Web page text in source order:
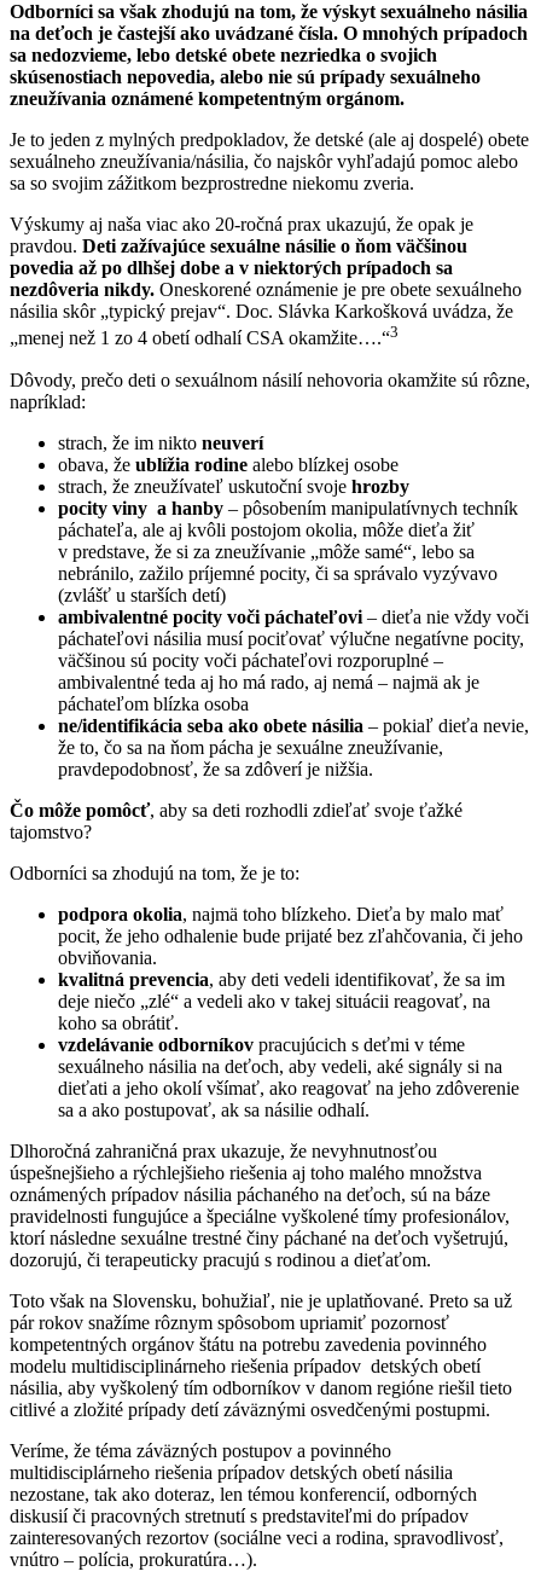
Odborníci sa však zhodujú na tom, že výskyt sexuálneho násilia
na deťoch je častejší ako uvádzané čísla. O mnohých prípadoch
sa nedozvieme, lebo detské obete nezriedka o svojich
skúsenostiach nepovedia, alebo nie sú prípady sexuálneho
zneužívania oznámené kompetentným orgánom.
Je to jeden z mylných predpokladov, že detské (ale aj dospelé) obete
sexuálneho zneužívania/násilia, čo najskôr vyhľadajú pomoc alebo
sa so svojim zážitkom bezprostredne niekomu zveria.
Výskumy aj naša viac ako 20-ročná prax ukazujú, že opak je
pravdou. Deti zažívajúce sexuálne násilie o ňom väčšinou
povedia až po dlhšej dobe a v niektorých prípadoch sa
nezdôveria nikdy. Oneskorené oznámenie je pre obete sexuálneho
násilia skôr „typický prejav“. Doc. Slávka Karkošková uvádza, že
„menej než 1 zo 4 obetí odhalí CSA okamžite….“3
Dôvody, prečo deti o sexuálnom násilí nehovoria okamžite sú rôzne,
napríklad:
strach, že im nikto neuverí
obava, že ublížia rodine alebo blízkej osobe
strach, že zneužívateľ uskutoční svoje hrozby
pocity viny a hanby – pôsobením manipulatívnych techník
páchateľa, ale aj kvôli postojom okolia, môže dieťa žiť
v predstave, že si za zneužívanie „môže samé“, lebo sa
nebránilo, zažilo príjemné pocity, či sa správalo vyzývavo
(zvlášť u starších detí)
ambivalentné pocity voči páchateľovi – dieťa nie vždy voči
páchateľovi násilia musí pociťovať výlučne negatívne pocity,
väčšinou sú pocity voči páchateľovi rozporuplné –
ambivalentné teda aj ho má rado, aj nemá – najmä ak je
páchateľom blízka osoba
ne/identifikácia seba ako obete násilia – pokiaľ dieťa nevie,
že to, čo sa na ňom pácha je sexuálne zneužívanie,
pravdepodobnosť, že sa zdôverí je nižšia.
Čo môže pomôcť, aby sa deti rozhodli zdieľať svoje ťažké
tajomstvo?
Odborníci sa zhodujú na tom, že je to:
podpora okolia, najmä toho blízkeho. Dieťa by malo mať
pocit, že jeho odhalenie bude prijaté bez zľahčovania, či jeho
obviňovania.
kvalitná prevencia, aby deti vedeli identifikovať, že sa im
deje niečo „zlé“ a vedeli ako v takej situácii reagovať, na
koho sa obrátiť.
vzdelávanie odborníkov pracujúcich s deťmi v téme
sexuálneho násilia na deťoch, aby vedeli, aké signály si na
dieťati a jeho okolí všímať, ako reagovať na jeho zdôverenie
sa a ako postupovať, ak sa násilie odhalí.
Dlhoročná zahraničná prax ukazuje, že nevyhnutnosťou
úspešnejšieho a rýchlejšieho riešenia aj toho malého množstva
oznámených prípadov násilia páchaného na deťoch, sú na báze
pravidelnosti fungujúce a špeciálne vyškolené tímy profesionálov,
ktorí následne sexuálne trestné činy páchané na deťoch vyšetrujú,
dozorujú, či terapeuticky pracujú s rodinou a dieťaťom.
Toto však na Slovensku, bohužiaľ, nie je uplatňované. Preto sa už
pár rokov snažíme rôznym spôsobom upriamiť pozornosť
kompetentných orgánov štátu na potrebu zavedenia povinného
modelu multidisciplinárneho riešenia prípadov detských obetí
násilia, aby vyškolený tím odborníkov v danom regióne riešil tieto
citlivé a zložité prípady detí záväznými osvedčenými postupmi.
Veríme, že téma záväzných postupov a povinného
multidisciplárneho riešenia prípadov detských obetí násilia
nezostane, tak ako doteraz, len témou konferencií, odborných
diskusií či pracovných stretnutí s predstaviteľmi do prípadov
zainteresovaných rezortov (sociálne veci a rodina, spravodlivosť,
vnútro – polícia, prokuratúra…).